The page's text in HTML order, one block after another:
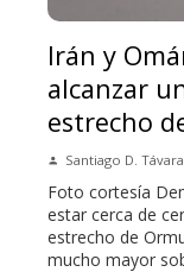
Irán y
alcanzar
estrecho
Santiago D. Távara
Foto cortesía
estar cerca de
estrecho de
mucho mayor